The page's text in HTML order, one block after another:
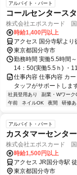
アルバイト・パート
コールセンタース
株式会社エポスカード
時給1,400円以上
アクセス 国分寺駅より
東京都国分寺市
勤務時間 実働5.5時間
14：50(実働5.5ｈ) ・
仕事内容 仕事内容 カ
タッフがサポートしま
社員登用あり 副業・Wワーク
午前
ネイルOK 夜間 研修あ
アルバイト・パート
カスタマーセンタ
株式会社エポスカード
時給1,500円以上
アクセス JR国分寺駅
東京都国分寺市